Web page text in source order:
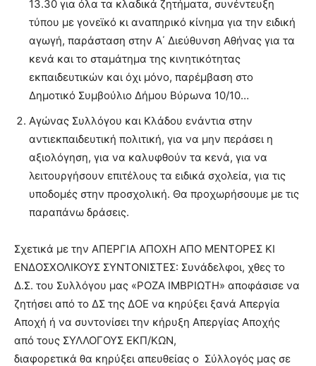
13.30 για όλα τα κλαδικά ζητήματα, συνέντευξη
τύπου με γονεϊκό κι αναπηρικό κίνημα για την ειδική
αγωγή, παράσταση στην Α΄ Διεύθυνση Αθήνας για τα
κενά και το σταμάτημα της κινητικότητας
εκπαιδευτικών και όχι μόνο, παρέμβαση στο
Δημοτικό Συμβούλιο Δήμου Βύρωνα 10/10…
Αγώνας Συλλόγου και Κλάδου ενάντια στην
αντιεκπαιδευτική πολιτική, για να μην περάσει η
αξιολόγηση, για να καλυφθούν τα κενά, για να
λειτουργήσουν επιτέλους τα ειδικά σχολεία, για τις
υποδομές στην προσχολική. Θα προχωρήσουμε με τις
παραπάνω δράσεις.
Σχετικά με την ΑΠΕΡΓΙΑ ΑΠΟΧΗ ΑΠΟ ΜΕΝΤΟΡΕΣ ΚΙ
ΕΝΔΟΣΧΟΛΙΚΟΥΣ ΣΥΝΤΟΝΙΣΤΕΣ: Συνάδελφοι, χθες το
Δ.Σ. του Συλλόγου μας «ΡΟΖΑ ΙΜΒΡΙΩΤΗ» αποφάσισε να
ζητήσει από το ΔΣ της ΔΟΕ να κηρύξει ξανά Απεργία
Αποχή ή να συντονίσει την κήρυξη Απεργίας Αποχής
από τους ΣΥΛΛΟΓΟΥΣ ΕΚΠ/ΚΩΝ,
διαφορετικά θα κηρύξει απευθείας ο Σύλλογός μας σε